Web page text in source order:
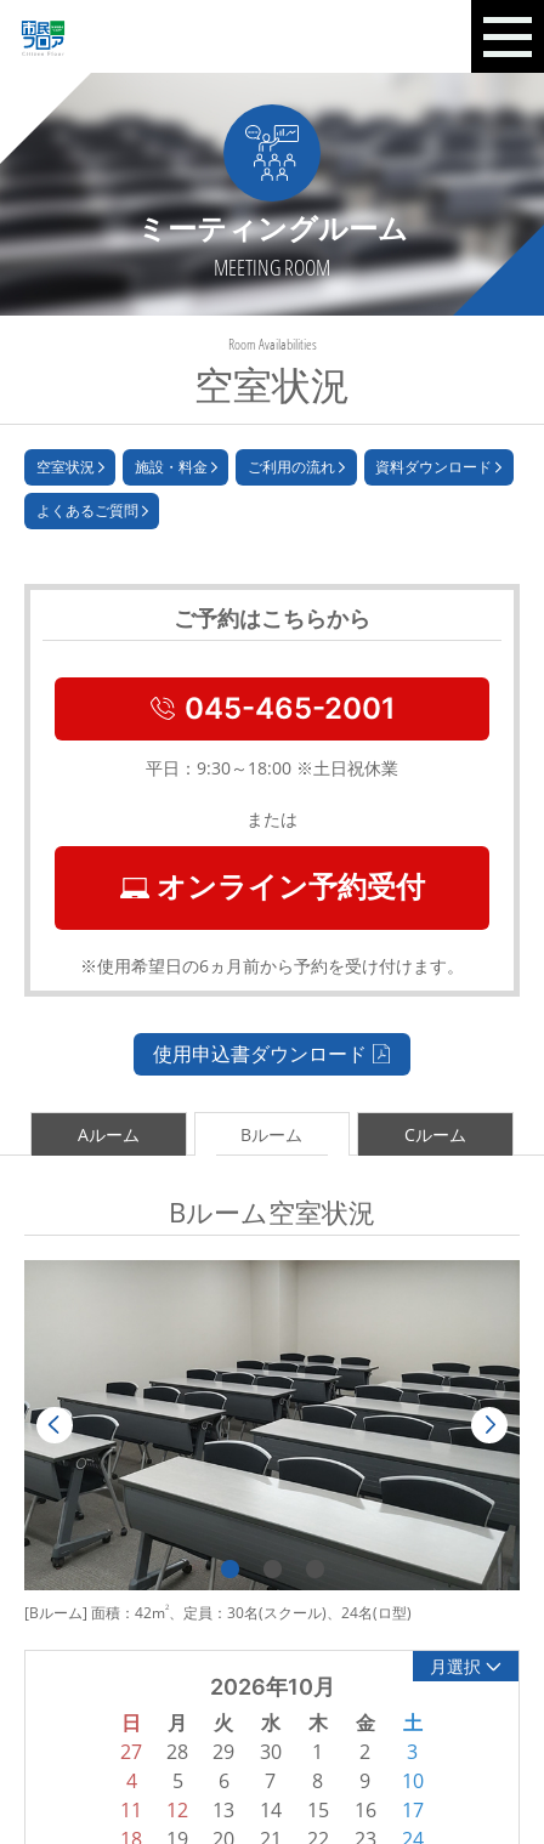
ミーティングルーム
MEETING ROOM
空室状況
Room Availabilities
空室状況 施設・料金 ご利用の流れ 資料ダウンロード
よくあるご質問
ご予約はこちらから
045-465-2001
平日：9:30～18:00 ※土日祝休業
または
オンライン予約受付
※使用希望日の6ヵ月前から予約を受け付けます。
使用申込書ダウンロード
Aルーム Bルーム Cルーム
Bルーム空室状況
[Bルーム] 面積：42m2、定員：30名(スクール)、24名(ロ型)
月選択
2026年10月
日 月 火 水 木 金 土
27 28 29 30 1 2
3
4
5 6 7 8 9
10
11
12 13 14 15 16
17